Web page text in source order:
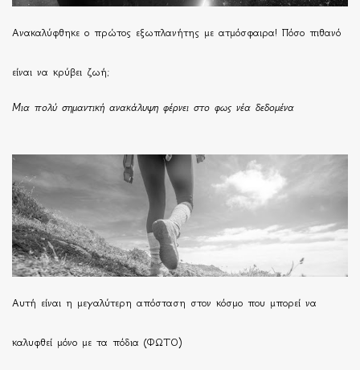
Ανακαλύφθηκε ο πρώτος εξωπλανήτης με ατμόσφαιρα! Πόσο πιθανό
είναι να κρύβει ζωή;
Μια πολύ σημαντική ανακάλυψη φέρνει στο φως νέα δεδομένα
Αυτή είναι η μεγαλύτερη απόσταση στον κόσμο που μπορεί να
καλυφθεί μόνο με τα πόδια (ΦΩΤΟ)